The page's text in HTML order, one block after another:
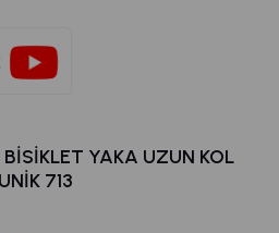
YAKA UZUN KOL
713